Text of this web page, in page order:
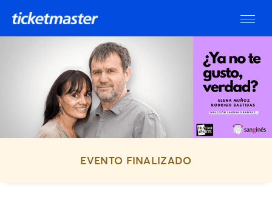
EVENTO FINALIZADO